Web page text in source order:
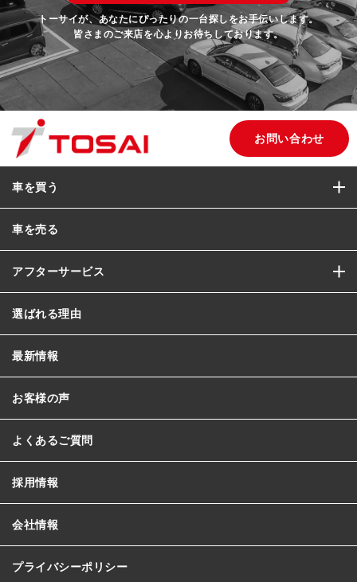
トーサイが、あなたにぴったりの一台探しをお手伝いします。
皆さまのご来店を心よりお待ちしております。
お問い合わせ
車を買う
車を売る
アフターサービス
選ばれる理由
最新情報
お客様の声
よくあるご質問
採用情報
会社情報
プライバシーポリシー